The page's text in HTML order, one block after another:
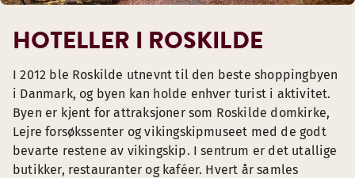
HOTELLER I ROSKILDE
I 2012 ble Roskilde utnevnt til den beste shoppingbyen
i Danmark, og byen kan holde enhver turist i aktivitet.
Byen er kjent for attraksjoner som Roskilde domkirke,
Lejre forsøkssenter og vikingskipmuseet med de godt
bevarte restene av vikingskip. I sentrum er det utallige
butikker, restauranter og kaféer. Hvert år samles